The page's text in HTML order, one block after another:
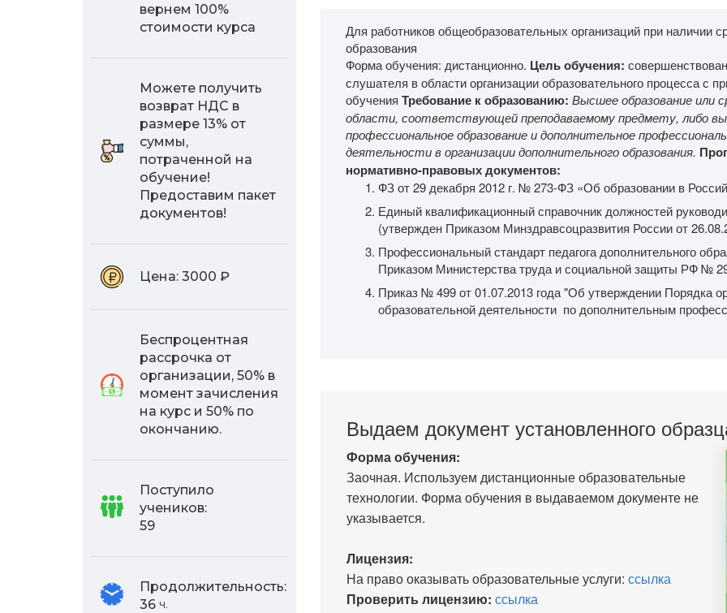
вернем 100%
стоимости курса
Можете получить
возврат НДС в
размере 13% от
суммы,
потраченной на
обучение!
Предоставим пакет
документов!
Цена: 3000 ₽
Беспроцентная
рассрочка от
организации, 50% в
момент зачисления
на курс и 50% по
окончанию.
Поступило
учеников:
59
Продолжительность:
36 ч.
Для работников общеобразовательных организаций при наличии
образования
Форма обучения: дистанционно. Цель обучения:
слушателя в области организации образовательного процесса с
обучения Требование к образованию: Высшее образование или
области, соответствующей преподаваемому предмету, либо
профессиональное образование и дополнительное
деятельности в организации дополнительного образования.
нормативно-правовых документов:
ФЗ от 29 декабря 2012 г. № 273-ФЗ «Об образовании в
Единый квалификационный справочник должностей
(утвержден Приказом Минздравсоцразвития России от
Профессиональный стандарт педагога дополнительного
Приказом Министерства труда и социальной защиты РФ №
Приказ № 499 от 01.07.2013 года "Об утверждении Порядка
образовательной деятельности по дополнительным
Выдаем документ установленного
Форма обучения:
Заочная. Используем дистанционные образовательные
технологии. Форма обучения в выдаваемом документе не
указывается.
Лицензия:
На право оказывать образовательные услуги: ссылка
Проверить лицензию: ссылка